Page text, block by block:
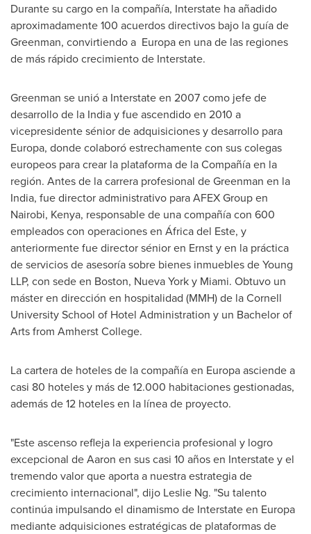
Durante su cargo en la compañía, Interstate ha añadido
aproximadamente 100 acuerdos directivos bajo la guía de
Greenman, convirtiendo a Europa en una de las regiones
de más rápido crecimiento de Interstate.
Greenman se unió a Interstate en 2007 como jefe de
desarrollo de la Indiay fue ascendido en 2010 a
vicepresidente sénior de adquisiciones y desarrollo para
Europa, donde colaboró estrechamente con sus colegas
europeos para crear la plataforma de la Compañía en la
región. Antes de la carrera profesional de Greenman en la
India, fue director administrativo para AFEX Group en
Nairobi, Kenya, responsable de una compañía con 600
empleados con operaciones en Áfricadel Este, y
anteriormente fue director sénior en Ernst y en la práctica
de servicios de asesoría sobre bienes inmuebles de Young
LLP, con sede en Boston, Nueva Yorky Miami. Obtuvo un
máster en dirección en hospitalidad (MMH) de laCornell
UniversitySchool of Hotel Administration y un Bachelor of
Arts from Amherst College.
La cartera de hoteles de la compañía en Europa asciende a
casi 80 hoteles y más de 12.000 habitaciones gestionadas,
además de 12 hoteles en la línea de proyecto.
"Este ascenso refleja la experiencia profesional y logro
excepcional de Aaron en sus casi 10 años en Interstate y el
tremendo valor que aporta a nuestra estrategia de
crecimiento internacional", dijo Leslie Ng. "Su talento
continúa impulsando el dinamismo de Interstate en Europa
mediante adquisiciones estratégicas de plataformas de